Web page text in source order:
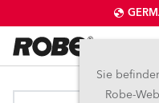
Sie
Robe-